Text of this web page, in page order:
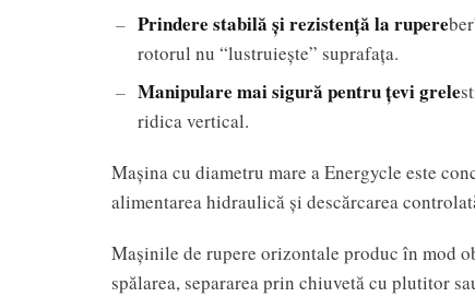
Prindere stabilă și rezistență la rupere
rotorul nu “lustruiește” suprafața.
Manipulare mai sigură pentru țevi grele
ridica vertical.
Mașina cu diametru mare a Energycle este
alimentarea hidraulică și descărcarea
Mașinile de rupere orizontale produc în mod
spălarea, separarea prin chiuvetă cu plutitor